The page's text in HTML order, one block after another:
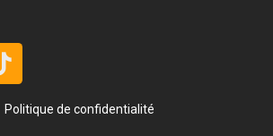
Politique de confidentialité